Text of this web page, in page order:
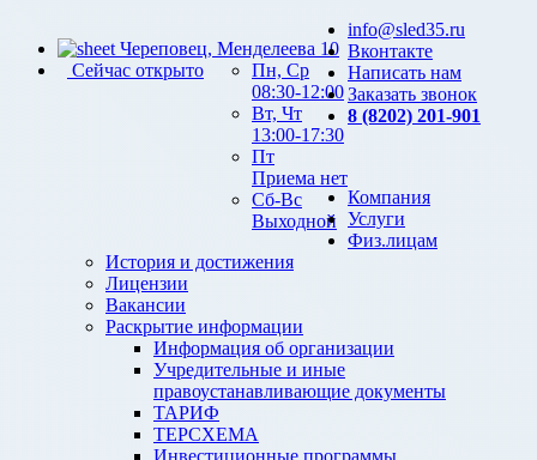
Череповец, Менделеева 10
Сейчас открыто
Пн, Ср
08:30-12:00
Вт, Чт
13:00-17:30
Пт
Приема нет
Сб-Вс
Выходной
info@sled35.ru
Вконтакте
Написать нам
Заказать звонок
8 (8202) 201-901
Компания
История и достижения
Лицензии
Вакансии
Раскрытие информации
Информация об организации
Учредительные и иные
правоустанавливающие документы
ТАРИФ
ТЕРСХЕМА
Инвестиционные программы
Услуги
Физ.лицам